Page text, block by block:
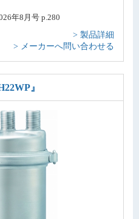
年8月号 p.280
> 製品詳細
> メーカーへ問い合わせる
』